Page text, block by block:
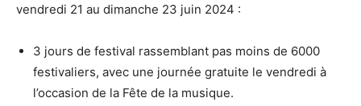
vendredi 21 au dimanche 23 juin 2024 :
3 jours de festival rassemblant pas moins de 6000
festivaliers, avec une journée gratuite le vendredi à
l’occasion de la Fête de la musique.